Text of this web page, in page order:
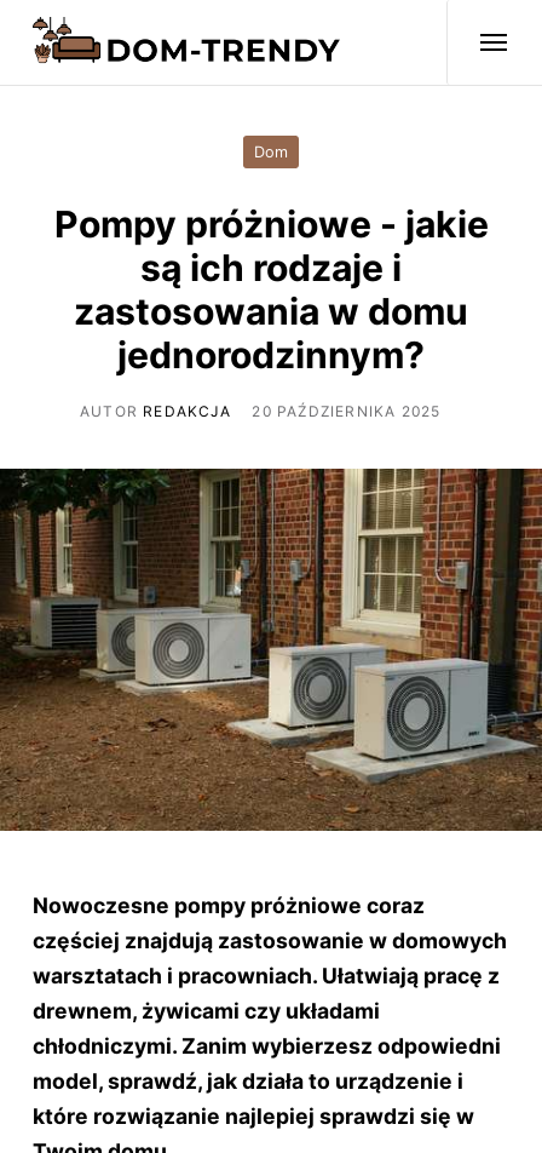
Dom
Pompy próżniowe - jakie
są ich rodzaje i
zastosowania w domu
jednorodzinnym?
AUTOR REDAKCJA 20 PAŹDZIERNIKA 2025
Nowoczesne pompy próżniowe coraz
częściej znajdują zastosowanie w domowych
warsztatach i pracowniach. Ułatwiają pracę z
drewnem, żywicami czy układami
chłodniczymi. Zanim wybierzesz odpowiedni
model, sprawdź, jak działa to urządzenie i
które rozwiązanie najlepiej sprawdzi się w